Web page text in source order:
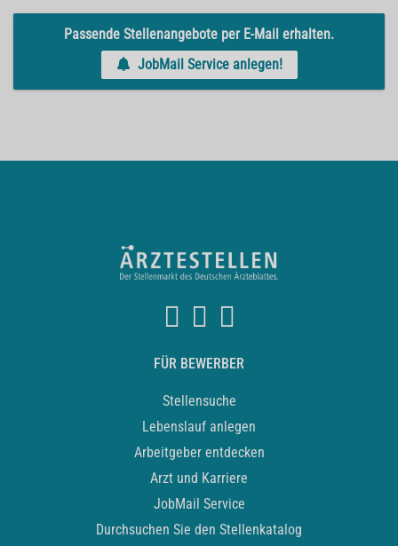
Passende Stellenangebote per E-Mail erhalten.
JobMail Service anlegen!
FÜR BEWERBER
Stellensuche
Lebenslauf anlegen
Arbeitgeber entdecken
Arzt und Karriere
JobMail Service
Durchsuchen Sie den Stellenkatalog